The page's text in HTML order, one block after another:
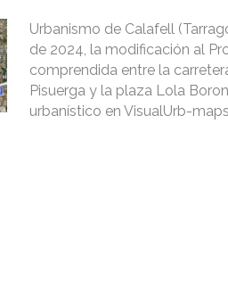
Urbanismo de Calafell
de 2024, la modificación al
comprendida entre la
Pisuerga y la plaza Lola
urbanístico en VisualUrb-